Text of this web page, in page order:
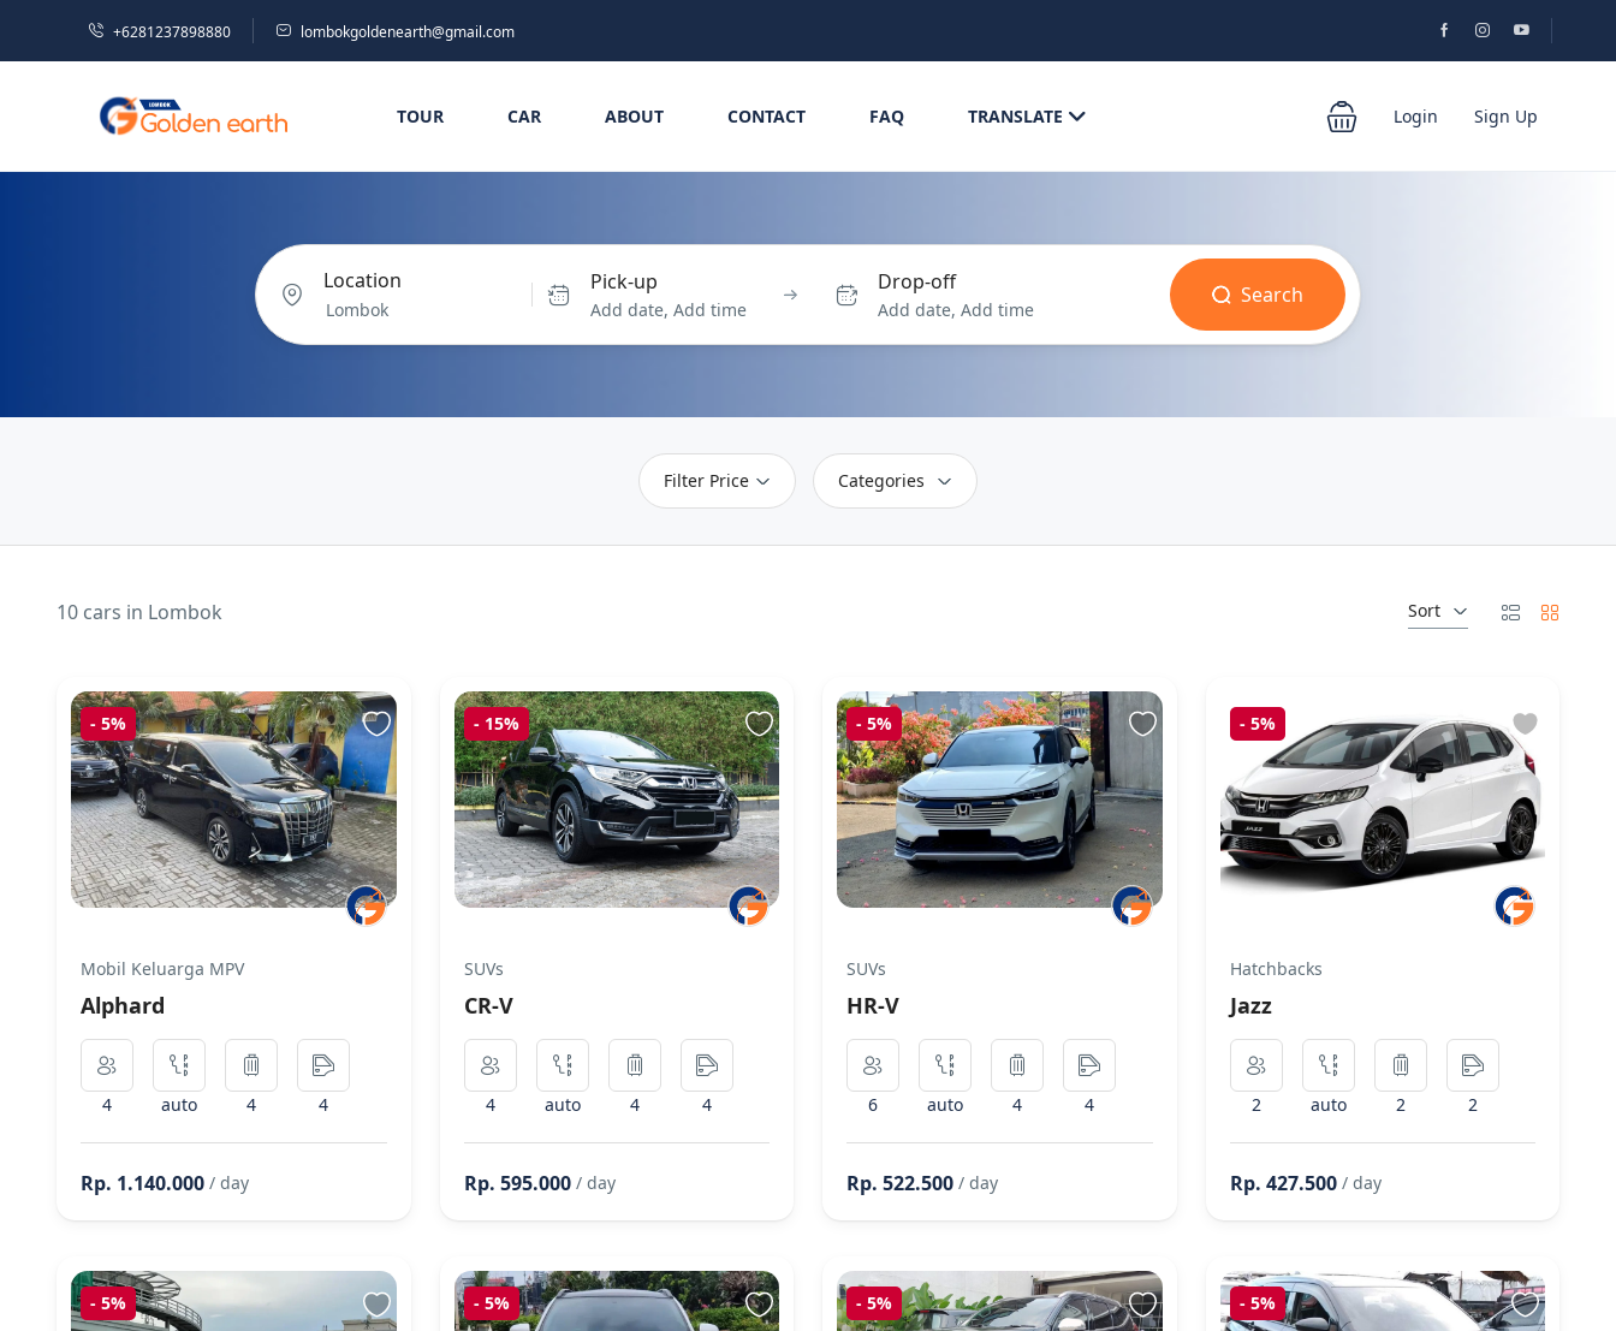
+6281237898880 lombokgoldenearth@gmail.com
TOUR CAR ABOUT CONTACT FAQ TRANSLATE Login Sign Up
Location Pick-up
Add date, Add time
Drop-off
Add date, Add time
Search
Filter Price Categories
Sort
10 cars in Lombok
- 5%
Mobil Keluarga MPV
Alphard
4 auto 4 4
Rp. 1.140.000 / day
- 15%
SUVs
CR-V
4 auto 4 4
Rp. 595.000 / day
- 5%
SUVs
HR-V
6 auto 4 4
Rp. 522.500 / day
- 5%
Hatchbacks
Jazz
2 auto 2 2
Rp. 427.500 / day
- 5% - 5% - 5% - 5%